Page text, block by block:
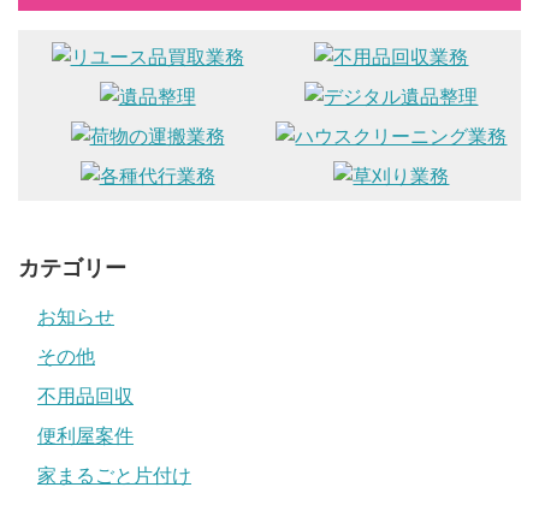
カテゴリー
お知らせ
その他
不用品回収
便利屋案件
家まるごと片付け